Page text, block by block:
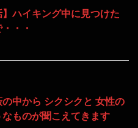
】ハイキング中に見つけた
・・
の中から シクシクと 女性の
ものが聞こえてきます